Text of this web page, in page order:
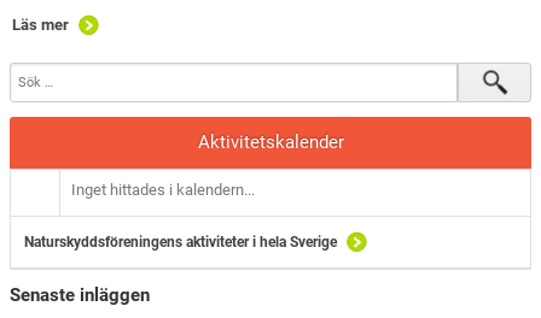
Läs mer
Aktivitetskalender
Inget hittades i kalendern...
Naturskyddsföreningens aktiviteter i hela Sverige
Senaste inläggen